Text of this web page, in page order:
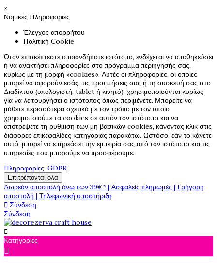
×
Νομικές Πληροφορίες
Έλεγχος απορρήτου
Πολιτική Cookie
Όταν επισκέπτεστε οποιονδήποτε ιστότοπο, ενδέχεται να αποθηκεύσει
ή να ανακτήσει πληροφορίες στο πρόγραμμα περιήγησής σας,
κυρίως με τη μορφή «cookies». Αυτές οι πληροφορίες, οι οποίες
μπορεί να αφορούν εσάς, τις προτιμήσεις σας ή τη συσκευή σας στο
Διαδίκτυο (υπολογιστή, tablet ή κινητό), χρησιμοποιούνται κυρίως
για να λειτουργήσει ο ιστότοπος όπως περιμένετε. Μπορείτε να
μάθετε περισσότερα σχετικά με τον τρόπο με τον οποίο
χρησιμοποιούμε τα cookies σε αυτόν τον ιστότοπο και να
αποτρέψετε τη ρύθμιση των μη βασικών cookies, κάνοντας κλικ στις
διάφορες επικεφαλίδες κατηγορίας παρακάτω. Ωστόσο, εάν το κάνετε
αυτό, μπορεί να επηρεάσει την εμπειρία σας από τον ιστότοπο και τις
υπηρεσίες που μπορούμε να προσφέρουμε.
Πληροφορίες: GDPR
Επιτρέπονται όλα
Δωρεάν αποστολή άνω των 39€* | Ασφαλείς πληρωμές | Γρήγορη
αποστολή | Τηλεφωνική υποστήριξη
 Σύνδεση
Σύνδεση

Κατηγορίες
